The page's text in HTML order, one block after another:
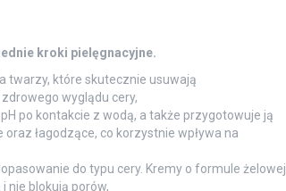
kroki pielęgnacyjne.
twarzy, które skutecznie usuwają
wyglądu cery,
po kontakcie z wodą, a także przygotowuje ją
łagodzące, co korzystnie wpływa na
do typu cery. Kremy o formule żelowej
nie blokują porów,